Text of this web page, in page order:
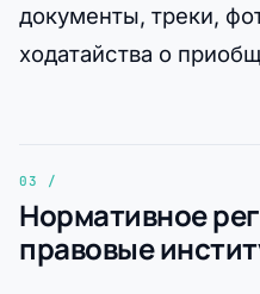
документы, треки,
ходатайства о
Нормативное
правовые